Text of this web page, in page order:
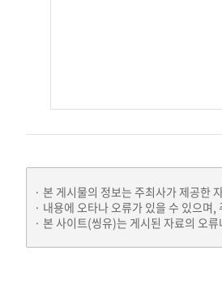
본 게시물의 정보는 주최사가 제공한
내용에 오타나 오류가 있을 수 있으며
본 사이트(씽유)는 게시된 자료의 오